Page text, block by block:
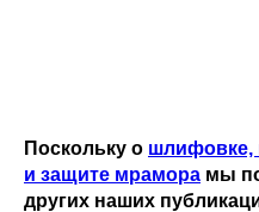
Поскольку о шлифовке,
и защите мрамора мы
других наших